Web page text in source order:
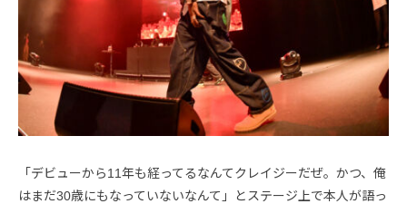
「デビューから11年も経ってるなんてクレイジーだぜ。かつ、俺
はまだ30歳にもなっていないなんて」とステージ上で本人が語っ